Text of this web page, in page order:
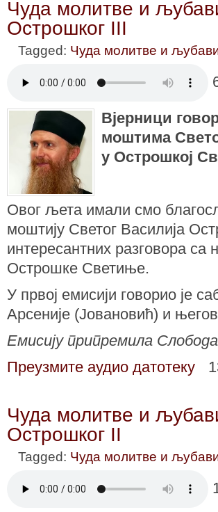
Чуда молитве и
Острошког III
Tagged: Чуда молитве и
Вјерници
моштима
у Острошкој
Овог љета имали смо
моштију Светог Василија
интересантних разговора
Острошке Светиње.
У првој емисији говорио је
Арсеније (Јовановић) и
Емисију припремила
Преузмите аудио датотеку
Чуда молитве и
Острошког II
Tagged: Чуда молитве и